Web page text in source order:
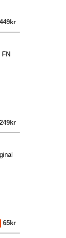
449kr
249kr
65kr